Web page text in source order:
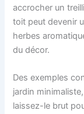
accrocher un
toit peut devenir
herbes
du décor.
Des exemples
jardin
laissez-le brut